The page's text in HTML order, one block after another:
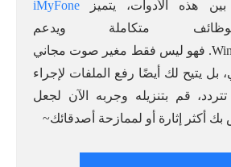
هذه الأدوات، يتميز iMyFone
متكاملة ويدعم
Win/Mac/Android/iOS. فهو ليس فقط مغير صوت مجاني
بل يتيح لك أيضًا رفع الملفات لإجراء
تتردد، قم بتنزيله وجربه الآن لجعل
أكثر إثارة أو لممازحة أصدقائك~